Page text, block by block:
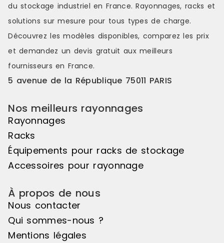
déposées
leurs
du stockage industriel en France. Rayonnages, racks et
solutions sur mesure pour tous types de charge.
Découvrez les modèles disponibles, comparez les prix
et demandez un devis gratuit aux meilleurs
fournisseurs en France.
5 avenue de la République 75011 PARIS
Nos meilleurs rayonnages
Rayonnages
Racks
Équipements pour racks de stockage
Accessoires pour rayonnage
À propos de nous
Nous contacter
Qui sommes-nous ?
Mentions légales